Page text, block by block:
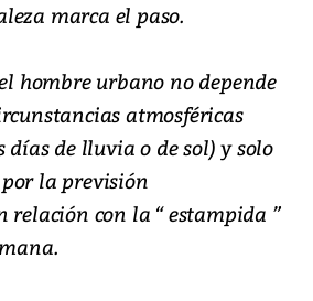
marca el paso.
hombre urbano no depende
atmosféricas
de lluvia o de sol) y solo
la previsión
relación con la “ estampida ”